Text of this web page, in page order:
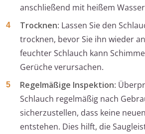
anschließend mit heißem
Trocknen: Lassen Sie den
trocknen, bevor Sie ihn wieder
feuchter Schlauch kann
Gerüche verursachen.
Regelmäßige Inspektion:
Schlauch regelmäßig nach
sicherzustellen, dass keine
entstehen. Dies hilft, die